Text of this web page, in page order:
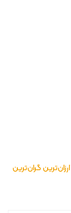
ارزان‌ترینگران‌ترین